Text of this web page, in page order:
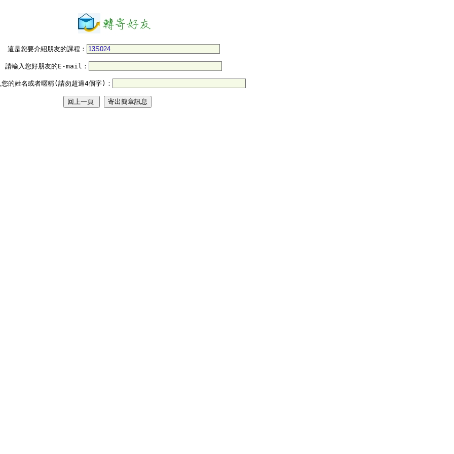
這是您要介紹朋友的課程：
請輸入您好朋友的E-mail：
您的姓名或者暱稱(請勿超過4個字)：